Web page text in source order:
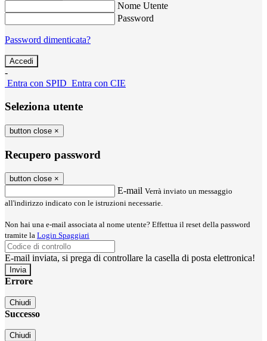
Nome Utente
Password
Password dimenticata?
-
Entra con SPID Entra con CIE
Seleziona utente
button close ×
Recupero password
button close ×
E-mail Verrà inviato un messaggio
all'indirizzo indicato con le istruzioni necessarie.
Non hai una e-mail associata al nome utente? Effettua il reset della password
tramite la Login Spaggiari
E-mail inviata, si prega di controllare la casella di posta elettronica!
Errore
Chiudi
Successo
Chiudi